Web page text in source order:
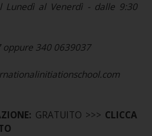
Lunedì al Venerdì - dalle 9:30
oppure 340 0639037
GRATUITO >>> CLICCA